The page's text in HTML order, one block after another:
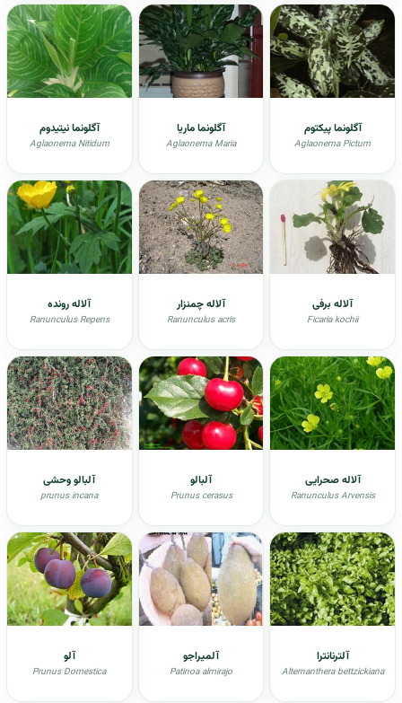
آگلونما پیکتوم
Aglaonema Pictum
آگلونما ماریا
Aglaonema Maria
آگلونما نیتیدوم
Aglaonema Nitidum
آلاله برفی
Ficaria kochii
آلاله چمنزار
Ranunculus acris
آلاله رونده
Ranunculus Repens
آلاله صحرایی
Ranunculus Arvensis
آلبالو
Prunus cerasus
آلبالو وحشی
prunus incana
آلترنانترا
Alternanthera bettzickiana
آلمیراجو
Patinoa almirajo
آلو
Prunus Domestica